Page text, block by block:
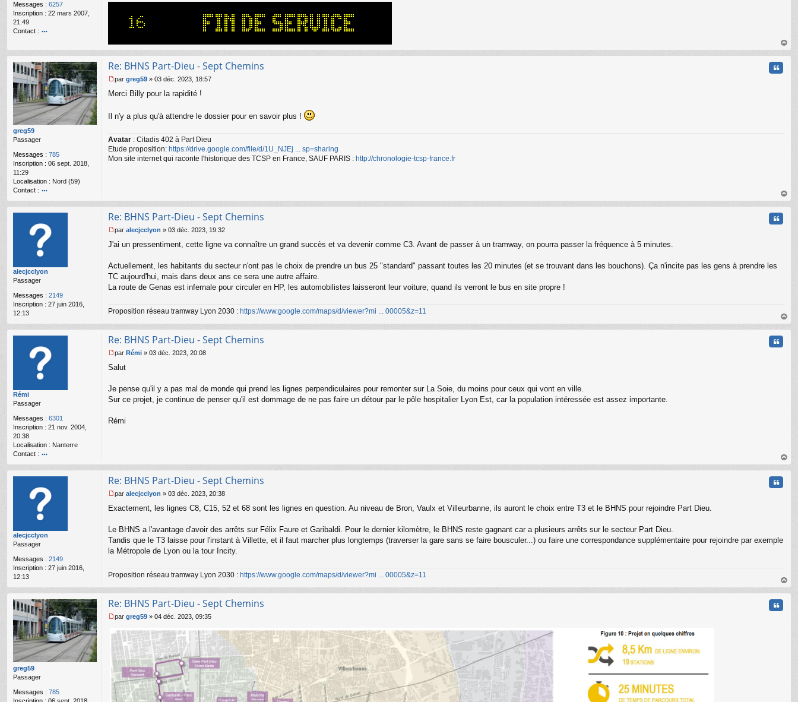
Messages : 6257
Inscription : 22 mars 2007,
21:49
Contact :
nt
te
r
Bi
lly
l
au
greg59
Passager
Messages : 785
Inscription : 06 sept. 2018,
11:29
Localisation : Nord (59)
Contact :
o
nt
te
r
gr
e
59
Re: BHNS Part-Dieu - Sept Chemins
e
a
e
n
o
par greg59 » 03 déc. 2023, 18:57
Merci Billy pour la rapidité !
Il n'y a plus qu'à attendre le dossier pour en savoir plus !
Avatar : Citadis 402 à Part Dieu
Etude proposition: https://drive.google.com/file/d/1U_NJEj ... sp=sharing
Mon site internet qui raconte l'historique des TCSP en France, SAUF PARIS : http://chronologie-tcsp-france.fr
au
alecjcclyon
Passager
Messages : 2149
Inscription : 27 juin 2016,
12:13
Re: BHNS Part-Dieu - Sept Chemins
e
s
a
g
e
l
par alecjcclyon » 03 déc. 2023, 19:32
J'ai un pressentiment, cette ligne va connaître un grand succès et va devenir comme C3. Avant de passer à un tramway, on pourra passer la fréquence à 5 minutes.
Actuellement, les habitants du secteur n'ont pas le choix de prendre un bus 25 "standard" passant toutes les 20 minutes (et se trouvant dans les bouchons). Ça n'incite pas les gens à prendre les
TC aujourd'hui, mais dans deux ans ce sera une autre affaire.
La route de Genas est infernale pour circuler en HP, les automobilistes laisseront leur voiture, quand ils verront le bus en site propre !
Proposition réseau tramway Lyon 2030 : https://www.google.com/maps/d/viewer?mi ... 00005&z=11
au
Rémi
Passager
Messages : 6301
Inscription : 21 nov. 2004,
20:38
Localisation : Nanterre
Contact :
o
nt
te
r
R
é
i
Re: BHNS Part-Dieu - Sept Chemins
e
s
g
n
par Rémi » 03 déc. 2023, 20:08
Salut
Je pense qu'il y a pas mal de monde qui prend les lignes perpendiculaires pour remonter sur La Soie, du moins pour ceux qui vont en ville.
Sur ce projet, je continue de penser qu'il est dommage de ne pas faire un détour par le pôle hospitalier Lyon Est, car la population intéressée est assez importante.
Rémi
au
alecjcclyon
Passager
Messages : 2149
Inscription : 27 juin 2016,
12:13
Re: BHNS Part-Dieu - Sept Chemins
e
s
g
e
l
par alecjcclyon » 03 déc. 2023, 20:38
Exactement, les lignes C8, C15, 52 et 68 sont les lignes en question. Au niveau de Bron, Vaulx et Villeurbanne, ils auront le choix entre T3 et le BHNS pour rejoindre Part Dieu.
Le BHNS a l'avantage d'avoir des arrêts sur Félix Faure et Garibaldi. Pour le dernier kilomètre, le BHNS reste gagnant car a plusieurs arrêts sur le secteur Part Dieu.
Tandis que le T3 laisse pour l'instant à Villette, et il faut marcher plus longtemps (traverser la gare sans se faire bousculer...) ou faire une correspondance supplémentaire pour rejoindre par exemple
la Métropole de Lyon ou la tour Incity.
Proposition réseau tramway Lyon 2030 : https://www.google.com/maps/d/viewer?mi ... 00005&z=11
au
greg59
Passager
Messages : 785
Re: BHNS Part-Dieu - Sept Chemins
e
s
a
g
e
n
o
par greg59 » 04 déc. 2023, 09:35